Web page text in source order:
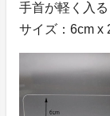
手首が軽く入る
サイズ：6cm x